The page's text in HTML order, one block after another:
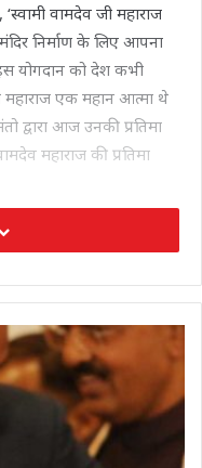
वामदेव जी महाराज
निर्माण के लिए आपना
योगदान को देश कभी
महाराज एक महान आत्मा थे
द्वारा आज उनकी प्रतिमा
महाराज की प्रतिमा
मोदी के उत्तराखंड आने के
जाएगा तो सभी को